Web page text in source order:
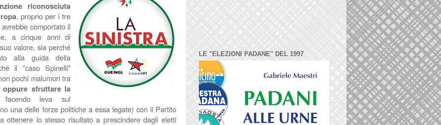
riconosciuta
, proprio per i tre
comportato il
a cinque anni di
valore, sia perché
alla guida della
il "caso Spinelli"
pochi malumori tra
oppure sfruttare la
leva sul
una delle forze politiche a essa legate) con il Partito
ottenere lo stesso risultato a prescindere dagli eletti
LE "ELEZIONI PADANE" DEL 1997